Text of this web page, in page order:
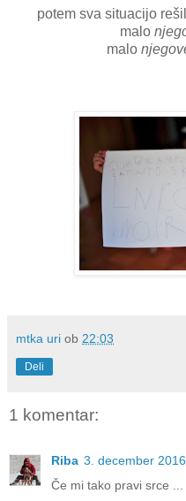
potem sva situacijo
malo
malo
mtka uri ob 22:03
Deli
1 komentar:
Riba 3. december
Če mi tako pravi srce